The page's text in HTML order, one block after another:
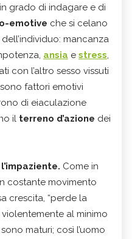
grado di indagare e di
emotive che si celano
mancanza
ansia e stress,
con l’altro sesso vissuti
fattori emotivi
di eiaculazione
il terreno d’azione dei
l’impaziente. Come in
costante movimento
crescita, “perde la
al minimo
maturi; così l’uomo